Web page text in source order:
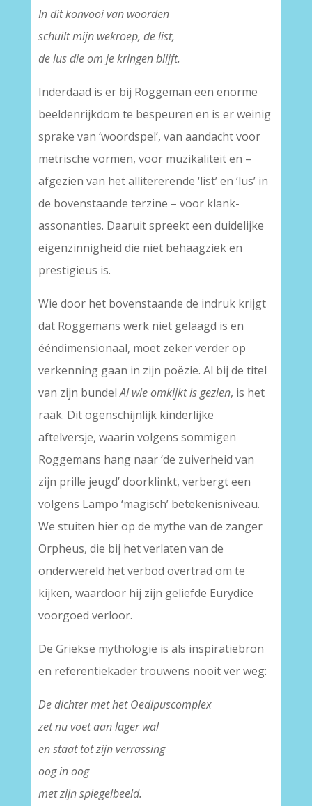
In dit konvooi van woorden
schuilt mijn wekroep, de list,
de lus die om je kringen blijft.
Inderdaad is er bij Roggeman een enorme
beeldenrijkdom te bespeuren en is er weinig
sprake van ‘woordspel’, van aandacht voor
metrische vormen, voor muzikaliteit en –
afgezien van het allitererende ‘list’ en ‘lus’ in
de bovenstaande terzine – voor klank-
assonanties. Daaruit spreekt een duidelijke
eigenzinnigheid die niet behaagziek en
prestigieus is.
Wie door het bovenstaande de indruk krijgt
dat Roggemans werk niet gelaagd is en
ééndimensionaal, moet zeker verder op
verkenning gaan in zijn poëzie. Al bij de titel
van zijn bundelAl wie omkijkt is gezien, is het
raak. Dit ogenschijnlijk kinderlijke
aftelversje, waarin volgens sommigen
Roggemans hang naar ‘de zuiverheid van
zijn prille jeugd’ doorklinkt, verbergt een
volgens Lampo ‘magisch’ betekenisniveau.
We stuiten hier op de mythe van de zanger
Orpheus, die bij het verlaten van de
onderwereld het verbod overtrad om te
kijken, waardoor hij zijn geliefde Eurydice
voorgoed verloor.
De Griekse mythologie is als inspiratiebron
en referentiekader trouwens nooit ver weg:
De dichter met het Oedipuscomplex
zet nu voet aan lager wal
en staat tot zijn verrassing
oog in oog
met zijn spiegelbeeld.